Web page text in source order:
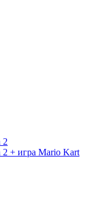
2
2 + игра Mario Kart